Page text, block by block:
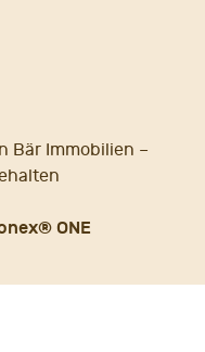
Bär Immobilien –
ONE